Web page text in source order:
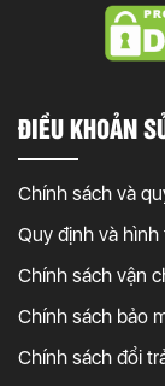
ĐIỀU KHOẢN
Chính sách và
Quy định và
Chính sách vận
Chính sách bảo
Chính sách đổi